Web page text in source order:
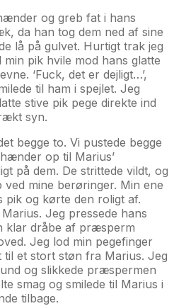
og greb fat i hans
da han tog dem ned af sine
lå på gulvet. Hurtigt trak jeg
min pik hvile mod hans glatte
‘Fuck, det er dejligt…’,
til ham i spejlet. Jeg
stive pik pege direkte ind
syn.
begge to. Vi pustede begge
op til Marius’
på dem. De strittede vildt, og
ved mine berøringer. Min ene
pik og kørte den roligt af.
Jeg pressede hans
klar dråbe af præsperm
Jeg lod min pegefinger
til et stort støn fra Marius. Jeg
og slikkede præspermen
smag og smilede til Marius i
tilbage.